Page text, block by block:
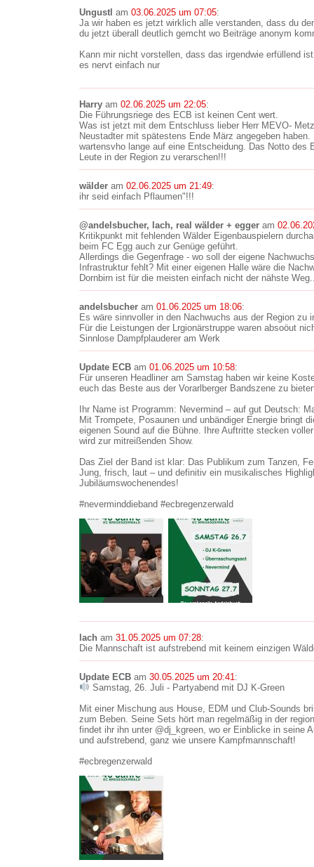
Ungustl am 03.06.2025 um 07:05:
Ja wir haben es jetzt wirklich alle verstanden, dass du
du jetzt überall deutlich gemcht wo Beiträge anonym
Kann mir nicht vorstellen, dass das irgendwie erfüllend
es nervt einfach nur
Harry am 02.06.2025 um 22:05:
Die Führungsriege des ECB ist keinen Cent wert.
Was ist jetzt mit dem Entschluss lieber Herr MEVO-
Neustadter mit spätestens Ende März angegeben
wartensvho lange auf eine Entscheidung. Das Notto des
Leute in der Region zu verarschen!!!
wälder am 02.06.2025 um 21:49:
ihr seid einfach Pflaumen"!!!
@andelsbucher, lach, real wälder + egger am
Kritikpunkt mit fehlenden Wälder Eigenbauspielern
beim FC Egg auch zur Genüge geführt.
Allerdings die Gegenfrage - wo soll der eigene
Infrastruktur fehlt? Mit einer eigenen Halle wäre die
Dornbirn ist für die meisten einfach nicht der nähste
andelsbucher am 01.06.2025 um 18:06:
Es wäre sinnvoller in den Nachwuchs aus der Region zu
Für die Leistungen der Lrgionärstruppe waren absoöut
Sinnlose Dampfplauderer am Werk
Update ECB am 01.06.2025 um 10:58:
Für unseren Headliner am Samstag haben wir keine
euch das Beste aus der Vorarlberger Bandszene zu
Ihr Name ist Programm: Nevermind – auf gut Deutsch:
Mit Trompete, Posaunen und unbändiger Energie bringt
eigenen Sound auf die Bühne. Ihre Auftritte stecken
wird zur mitreißenden Show.
Das Ziel der Band ist klar: Das Publikum zum Tanzen,
Jung, frisch, laut – und definitiv ein musikalisches
Jubiläumswochenendes!
#neverminddieband #ecbregenzerwald
lach am 31.05.2025 um 07:28:
Die Mannschaft ist aufstrebend mit keinem einzigen
Update ECB am 30.05.2025 um 20:41:
Samstag, 26. Juli - Partyabend mit DJ K-Green
Mit einer Mischung aus House, EDM und Club-Sounds
zum Beben. Seine Sets hört man regelmäßig in der
findet ihr ihn unter @dj_kgreen, wo er Einblicke in seine
und aufstrebend, ganz wie unsere Kampfmannschaft!
#ecbregenzerwald